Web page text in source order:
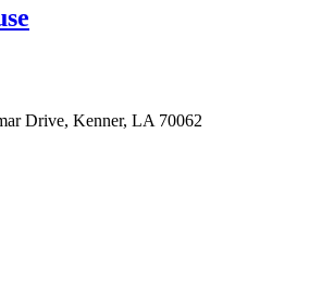
Drive, Kenner, LA 70062